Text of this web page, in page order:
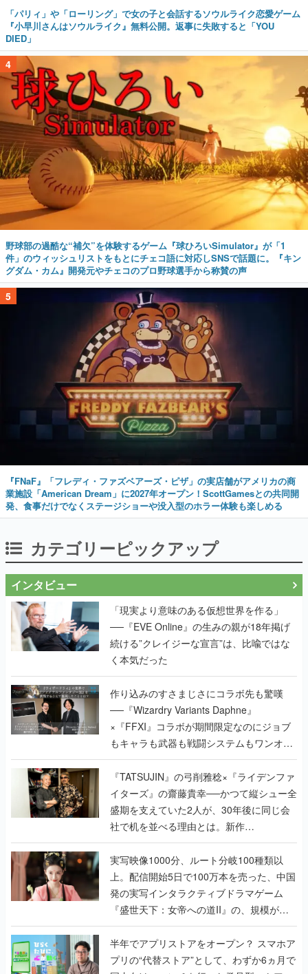
「パリィ」や「ローリング」で女の子と会話するソウルライク恋愛ゲーム
『小早川さんはソウルライク』無料公開。返事に失敗すると「YOU
DIED」
4
野球部の過酷な“補欠”を体験するゲーム『球ひろいSimulator』が「1
件」のウィッシュリストをもとにチェコ語に対応しSNSで話題に。『キン
グダム・カム』開発元やチェコのプロ野球選手から称賛の声
5
『FNaF』「フレディ・ファズベアーズ・ピザ」の実店舗がアメリカの商
業施設「American Dream」に2027年オープン！ScottGamesとの共同開
発、食事だけでなくステージショーや没入型のホラー体験も楽しめる
カテゴリーピックアップ
インタビュー
「現実より意味のある仮想世界を作る」
──『EVE Online』の生みの親が18年掲げ
続ける”クレイジーな宣言”は、比喩ではな
く本気だった
作り込みのすさまじさにコラボ先も驚嘆
──『Wizardry Variants Daphne』
×『FFXI』コラボが期間限定なのにジョブ
もキャラも武器も戦闘システムもワンオフ
で作り込まれた理由を両ディレクターに聞
く
『TATSUJIN』の弓削雅稔×『ライデンファ
イターズ』の齋藤貴幸──かつて縦シュー全
盛期を支えていた2人が、30年後に同じ会
社で机を並べる理由とは。新作
『TATSUJIN EXTREME』で初タッグを組
んだレジェンド2人に訊く開発秘話
実写映像1000分、ルート分岐100種類以
上。配信開始5日で100万本を売った、中国
発の実写インタラクティブドラマゲーム
『盛世天下：女帝への道II』の、規模が違
うこだわりをプロデューサーに聞いた
半年でアプリストアをオープン？ スマホア
プリの“代替ストア”として、わずか6ヵ月で